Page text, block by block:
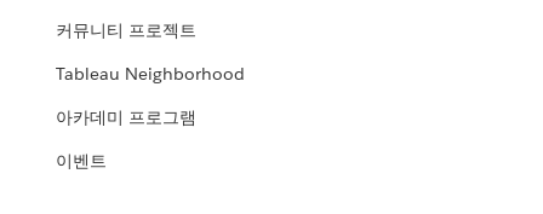
커뮤니티 프로젝트
Tableau Neighborhood
아카데미 프로그램
이벤트